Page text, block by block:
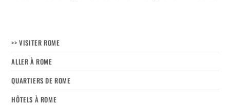
>> VISITER ROME
ALLER À ROME
QUARTIERS DE ROME
HÔTELS À ROME